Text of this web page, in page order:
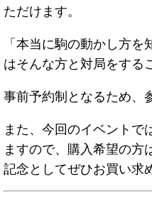
ただけます。
「本当に駒の動かし方
はそんな方と対局をする
事前予約制となるため、
また、今回のイベント
ますので、購入希望の
記念としてぜひお買い求